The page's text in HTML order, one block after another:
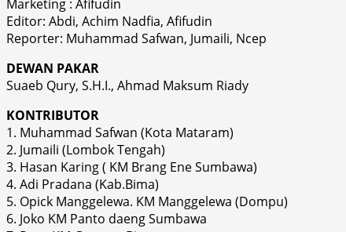
Marketing : Afifudin
Editor: Abdi, Achim Nadfia, Afifudin
Reporter: Muhammad Safwan, Jumaili, Ncep
DEWAN PAKAR
Suaeb Qury, S.H.I., Ahmad Maksum Riady
KONTRIBUTOR
1. Muhammad Safwan (Kota Mataram)
2. Jumaili (Lombok Tengah)
3. Hasan Karing ( KM Brang Ene Sumbawa)
4. Adi Pradana (Kab.Bima)
5. Opick Manggelewa. KM Manggelewa (Dompu)
6. Joko KM Panto daeng Sumbawa